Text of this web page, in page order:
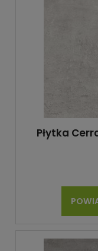
Płytka